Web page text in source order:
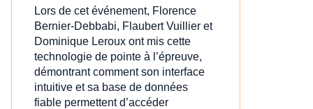
Lors de cet événement, Florence
Bernier-Debbabi, Flaubert Vuillier et
Dominique Leroux ont mis cette
technologie de pointe à l’épreuve,
démontrant comment son interface
intuitive et sa base de données
fiable permettent d’accéder